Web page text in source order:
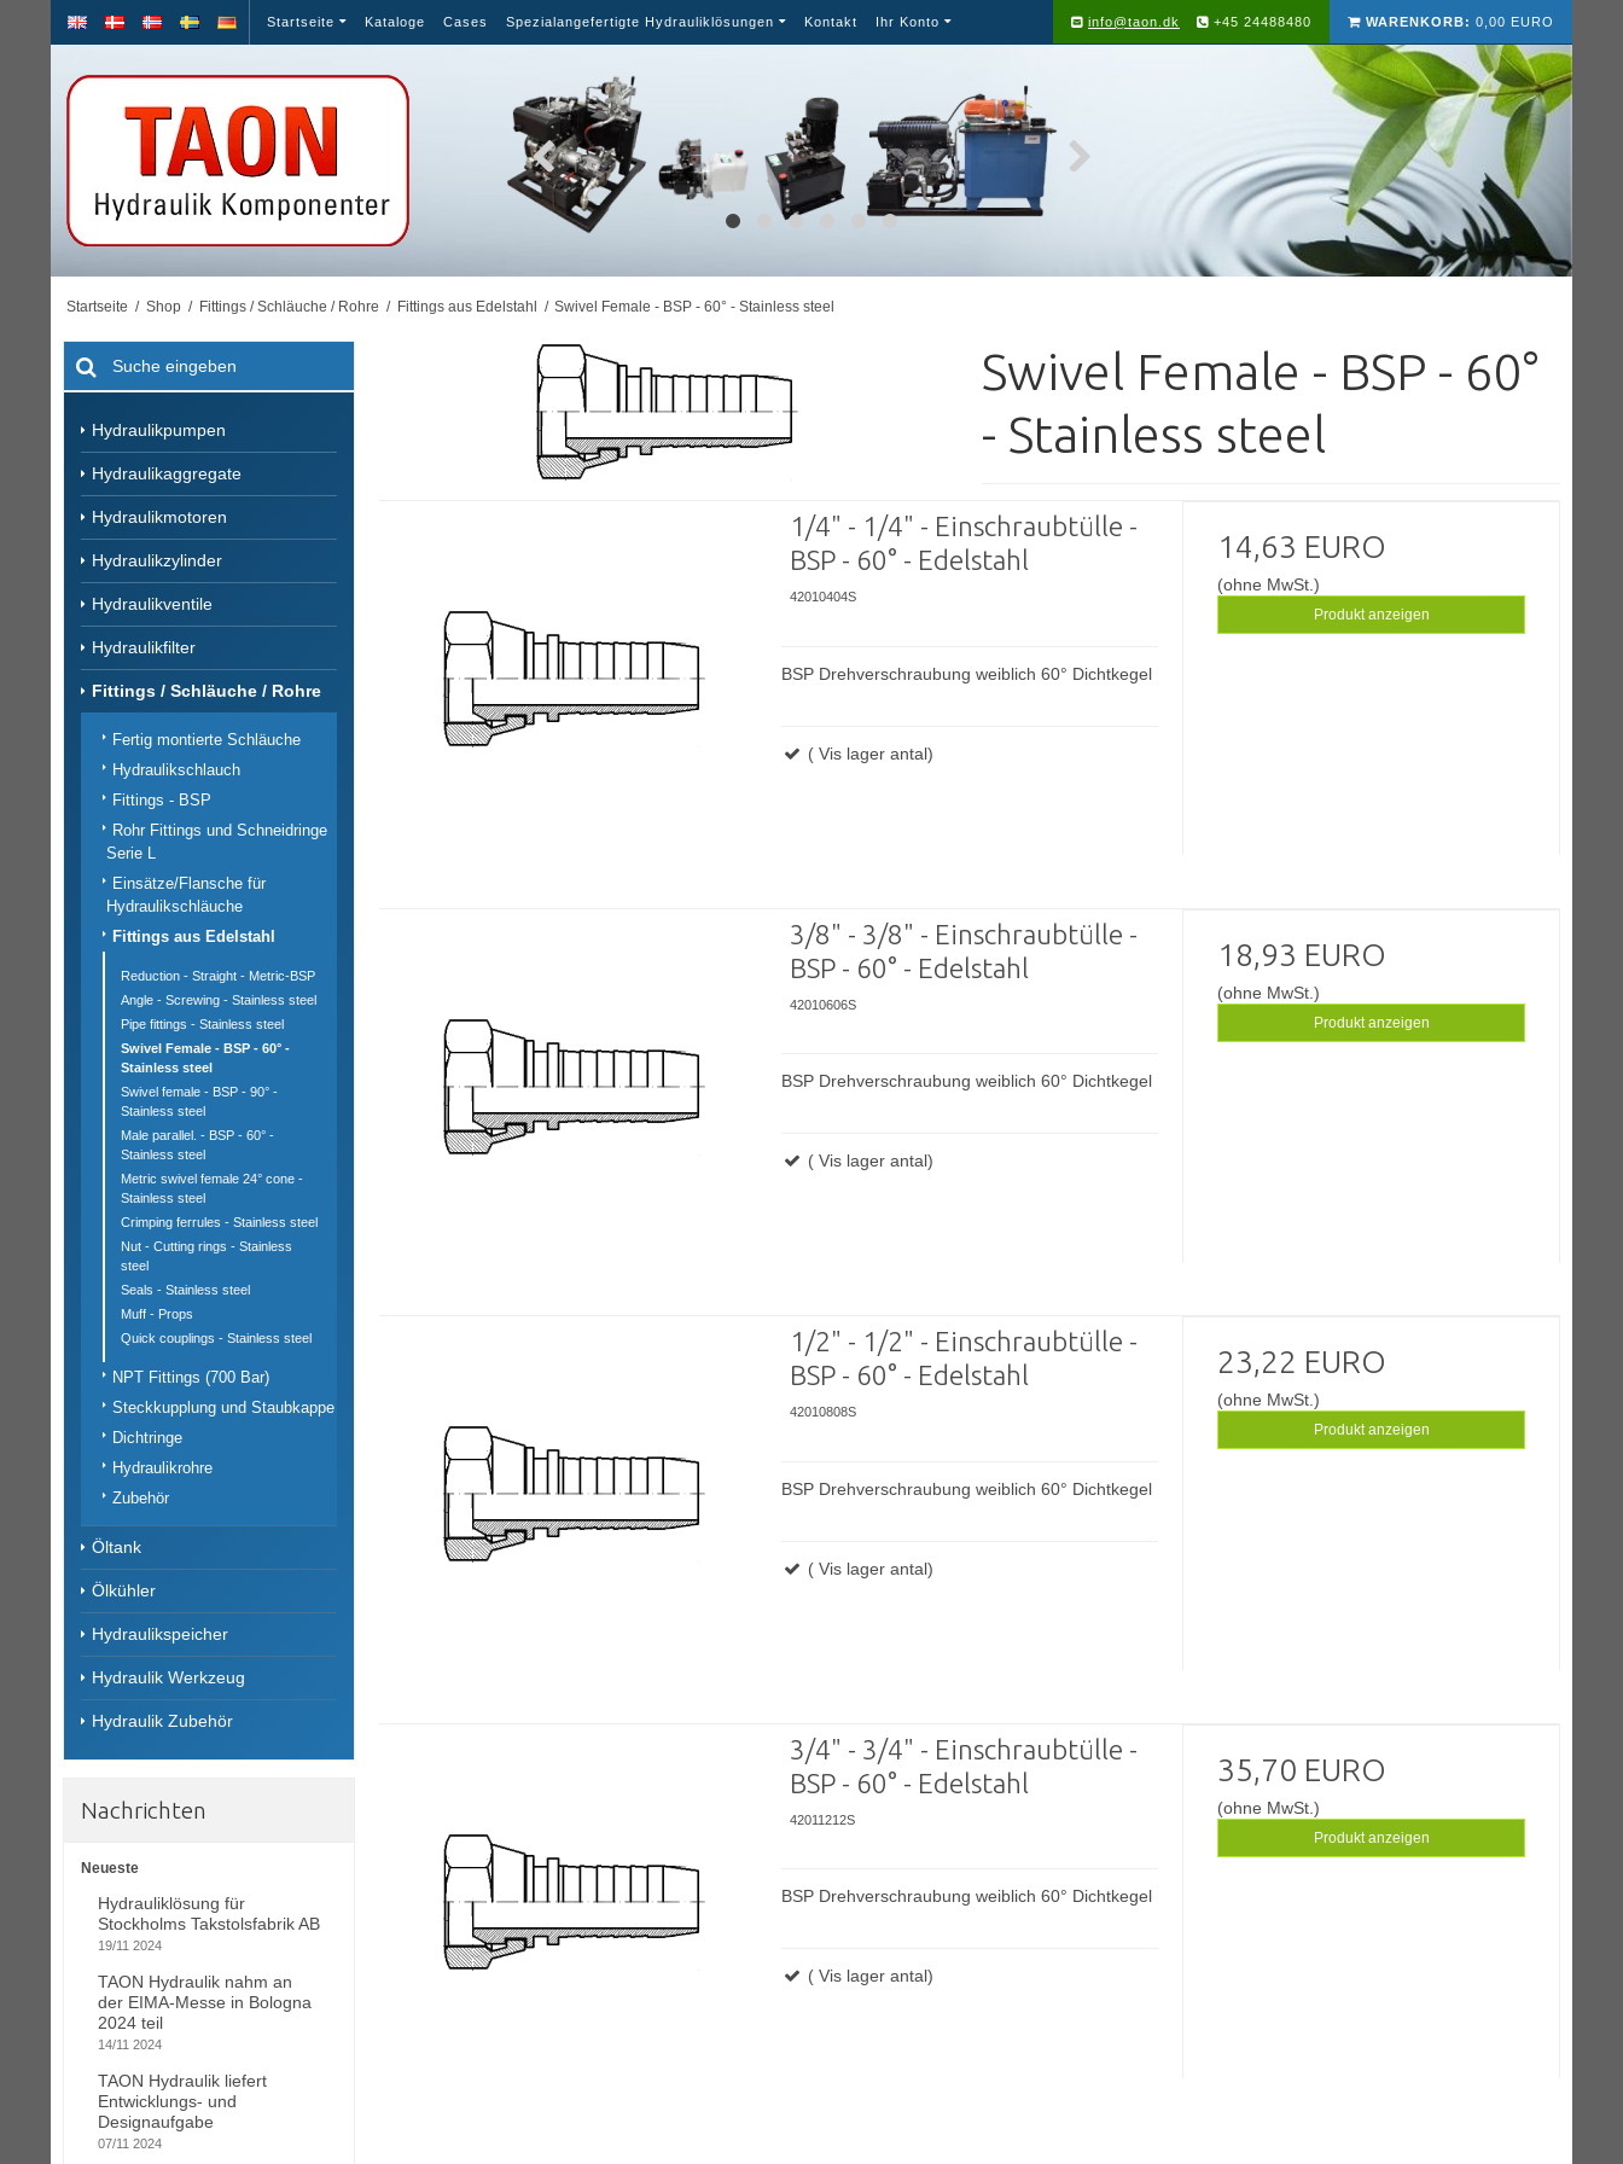
Startseite Kataloge Cases Spezialangefertigte Hydrauliklösungen Kontakt Ihr Konto WARENKORB: 0,00 EURO
info@taon.dk +45 24488480
Startseite / Shop / Fittings / Schläuche / Rohre / Fittings aus Edelstahl / Swivel Female - BSP - 60° - Stainless steel
Hydraulikpumpen
Hydraulikaggregate
Hydraulikmotoren
Hydraulikzylinder
Hydraulikventile
Hydraulikfilter
Fittings / Schläuche / Rohre
Fertig montierte Schläuche
Hydraulikschlauch
Fittings - BSP
Rohr Fittings und Schneidringe
Serie L
Einsätze/Flansche für
Hydraulikschläuche
Fittings aus Edelstahl
Reduction - Straight - Metric-BSP
Angle - Screwing - Stainless steel
Pipe fittings - Stainless steel
Swivel Female - BSP - 60° -
Stainless steel
Swivel female - BSP - 90° -
Stainless steel
Male parallel. - BSP - 60° -
Stainless steel
Metric swivel female 24° cone -
Stainless steel
Crimping ferrules - Stainless steel
Nut - Cutting rings - Stainless
steel
Seals - Stainless steel
Muff - Props
Quick couplings - Stainless steel
NPT Fittings (700 Bar)
Steckkupplung und Staubkappe
Dichtringe
Hydraulikrohre
Zubehör
Öltank
Ölkühler
Hydraulikspeicher
Hydraulik Werkzeug
Hydraulik Zubehör
Nachrichten
Neueste
Hydrauliklösung für
Stockholms Takstolsfabrik AB
19/11 2024
TAON Hydraulik nahm an
der EIMA-Messe in Bologna
2024 teil
14/11 2024
TAON Hydraulik liefert
Entwicklungs- und
Designaufgabe
07/11 2024
Swivel Female - BSP - 60°
- Stainless steel
1/4" - 1/4" - Einschraubtülle -
BSP - 60° - Edelstahl
42010404S
BSP Drehverschraubung weiblich 60° Dichtkegel
( Vis lager antal)
14,63 EURO
(ohne MwSt.)
Produkt anzeigen
3/8" - 3/8" - Einschraubtülle -
BSP - 60° - Edelstahl
42010606S
BSP Drehverschraubung weiblich 60° Dichtkegel
( Vis lager antal)
18,93 EURO
(ohne MwSt.)
Produkt anzeigen
1/2" - 1/2" - Einschraubtülle -
BSP - 60° - Edelstahl
42010808S
BSP Drehverschraubung weiblich 60° Dichtkegel
( Vis lager antal)
23,22 EURO
(ohne MwSt.)
Produkt anzeigen
3/4" - 3/4" - Einschraubtülle -
BSP - 60° - Edelstahl
42011212S
BSP Drehverschraubung weiblich 60° Dichtkegel
( Vis lager antal)
35,70 EURO
(ohne MwSt.)
Produkt anzeigen